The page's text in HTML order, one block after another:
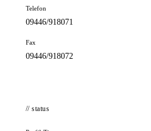
Telefon
09446/918071
Fax
09446/918072
// status